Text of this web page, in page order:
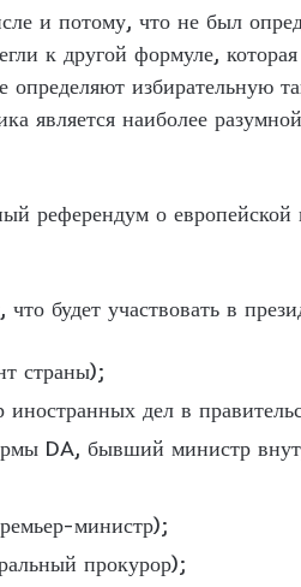
и потому, что не был
к другой формуле,
определяют избирательную
является наиболее
референдум о
будет участвовать в
страны);
дел в
DA, бывший министр
министр);
прокурор);